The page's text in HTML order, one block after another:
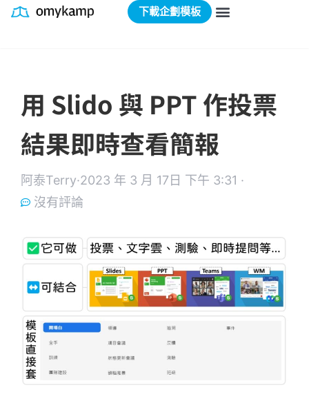
下載企劃模板
用 Slido 與 PPT 作投票
結果即時查看簡報
阿泰Terry·2023 年 3 月 17日 下午 3:31 ·
沒有評論